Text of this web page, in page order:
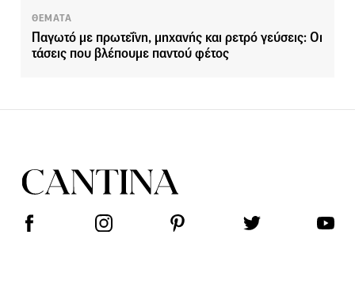
ΘΕΜΑΤΑ
Παγωτό με πρωτεΐνη, μηχανής και ρετρό γεύσεις: Οι
τάσεις που βλέπουμε παντού φέτος